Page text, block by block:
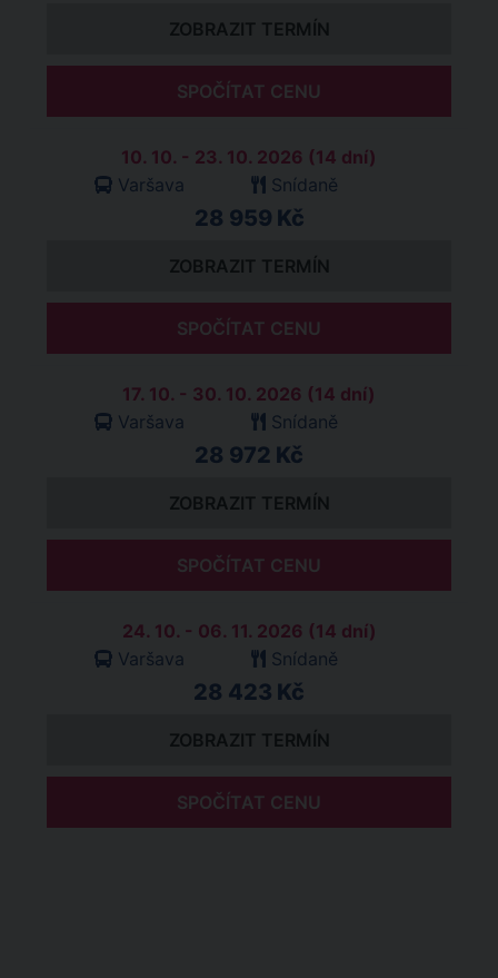
ZOBRAZIT TERMÍN
SPOČÍTAT CENU
10. 10. - 23. 10. 2026 (14 dní)
Varšava
Snídaně
28 959 Kč
ZOBRAZIT TERMÍN
SPOČÍTAT CENU
17. 10. - 30. 10. 2026 (14 dní)
Varšava
Snídaně
28 972 Kč
ZOBRAZIT TERMÍN
SPOČÍTAT CENU
24. 10. - 06. 11. 2026 (14 dní)
Varšava
Snídaně
28 423 Kč
ZOBRAZIT TERMÍN
SPOČÍTAT CENU